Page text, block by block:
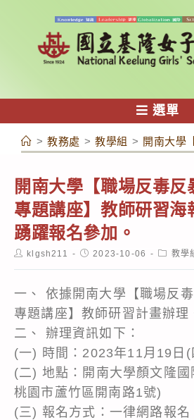
容
選單
> 教務處 > 教學組 > 開南大學
開南大學【職場反毒反
專題講座】教師研習海
踴躍報名參加。
Postklgsh211
Post2023-10-06
Post教學
一、 依據開南大學【職場反
專題講座】教師研習計畫辦理
二、 辦理資訊如下：
(一) 時間：2023年11月19日
(二) 地點：開南大學顏文隆國
桃園市蘆竹區開南路1號)
(三) 報名方式：一律網路報名